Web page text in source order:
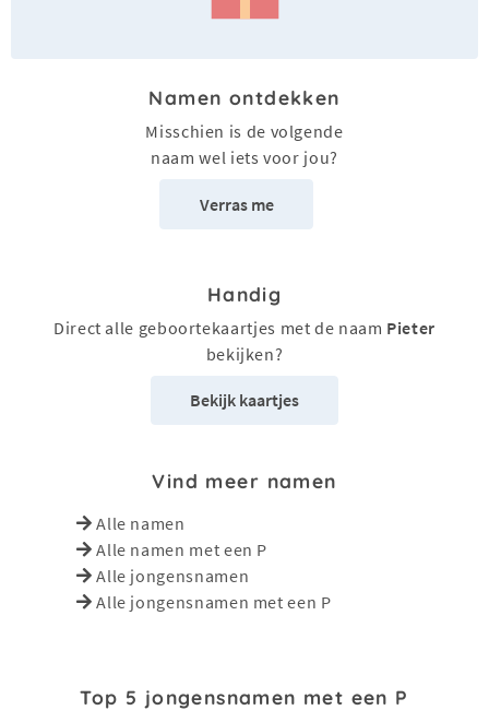
Namen ontdekken
Misschien is de volgende
naam wel iets voor jou?
Verras me
Handig
Direct alle geboortekaartjes met de naam Pieter
bekijken?
Bekijk kaartjes
Vind meer namen
Alle namen
Alle namen met een P
Alle jongensnamen
Alle jongensnamen met een P
Top 5 jongensnamen met een P